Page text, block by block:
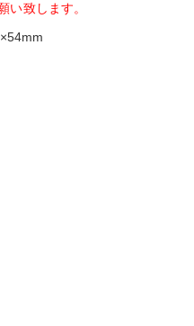
い致します。